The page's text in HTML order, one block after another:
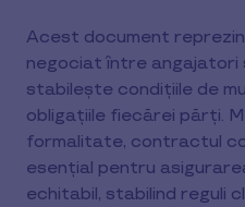
Acest document
negociat între angajatori
stabilește condițiile de
obligațiile fiecărei părți.
formalitate, contractul
esențial pentru
echitabil, stabilind reguli